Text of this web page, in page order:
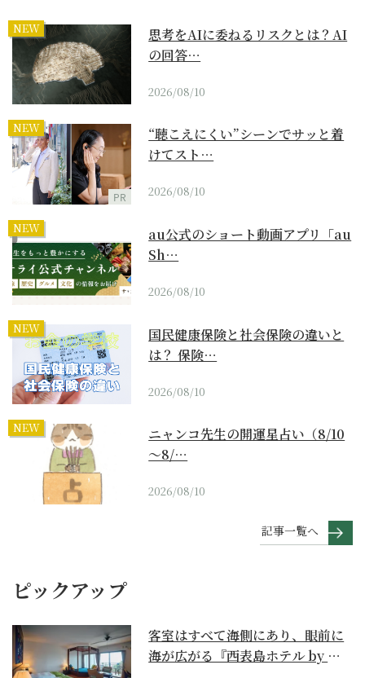
NEW
思考をAIに委ねるリスクとは？AI
の回答…
2026/08/10
NEW
PR
“聴こえにくい”シーンでサッと着
けてスト…
2026/08/10
NEW
au公式のショート動画アプリ「au
Sh…
2026/08/10
NEW
国民健康保険と社会保険の違いと
は？ 保険…
2026/08/10
NEW
ニャンコ先生の開運星占い（8/10
～8/…
2026/08/10
記事一覧へ
ピックアップ
客室はすべて海側にあり、眼前に
海が広がる『西表島ホテル by 星